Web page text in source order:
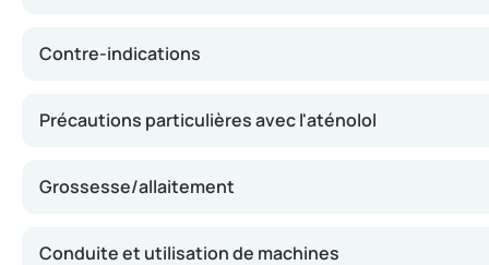
Contre-indications
Précautions particulières avec l'aténolol
Grossesse/allaitement
Conduite et utilisation de machines